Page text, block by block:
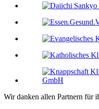
Wir danken allen Partnern für